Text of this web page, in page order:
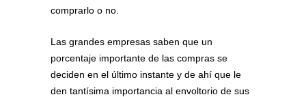
comprarlo o no.
Las grandes empresas saben que un
porcentaje importante de las compras se
deciden en el último instante y de ahí que le
den tantísima importancia al envoltorio de sus